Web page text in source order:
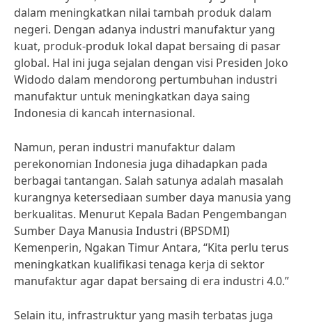
dalam meningkatkan nilai tambah produk dalam
negeri. Dengan adanya industri manufaktur yang
kuat, produk-produk lokal dapat bersaing di pasar
global. Hal ini juga sejalan dengan visi Presiden Joko
Widodo dalam mendorong pertumbuhan industri
manufaktur untuk meningkatkan daya saing
Indonesia di kancah internasional.
Namun, peran industri manufaktur dalam
perekonomian Indonesia juga dihadapkan pada
berbagai tantangan. Salah satunya adalah masalah
kurangnya ketersediaan sumber daya manusia yang
berkualitas. Menurut Kepala Badan Pengembangan
Sumber Daya Manusia Industri (BPSDMI)
Kemenperin, Ngakan Timur Antara, “Kita perlu terus
meningkatkan kualifikasi tenaga kerja di sektor
manufaktur agar dapat bersaing di era industri 4.0.”
Selain itu, infrastruktur yang masih terbatas juga